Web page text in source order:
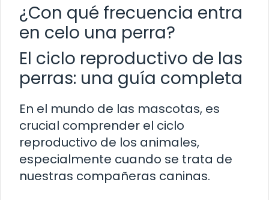
¿Con qué frecuencia entra
en celo una perra?
El ciclo reproductivo de las
perras: una guía completa
En el mundo de las mascotas, es
crucial comprender el ciclo
reproductivo de los animales,
especialmente cuando se trata de
nuestras compañeras caninas.